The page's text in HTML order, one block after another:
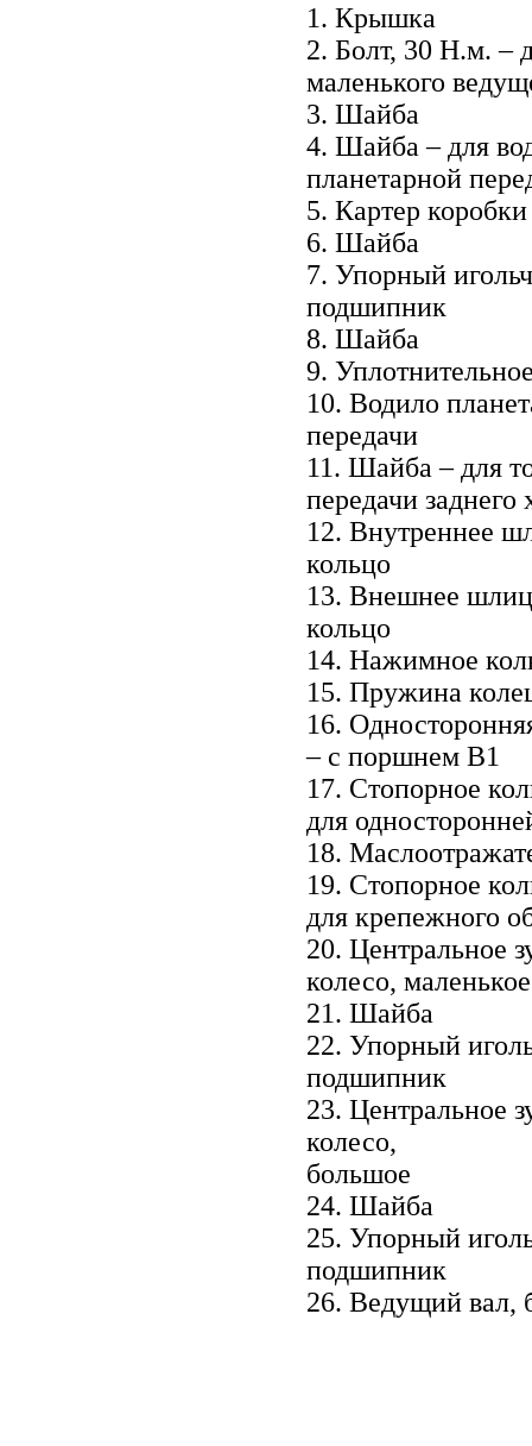
1. Крышка
2. Болт, 30 Н.м. –
маленького
3. Шайба
4. Шайба – для
планетарной
5. Картер
6. Шайба
7. Упорный
подшипник
8. Шайба
9.
10. Водило
передачи
11. Шайба – для
передачи заднего
12. Внутреннее
кольцо
13. Внешнее
кольцо
14. Нажимное
15. Пружина
16.
– с поршнем В1
17. Стопорное
для
18.
19. Стопорное
для крепежного
20. Центральное
колесо, маленькое
21. Шайба
22. Упорный
подшипник
23. Центральное
колесо,
большое
24. Шайба
25. Упорный
подшипник
26. Ведущий вал,